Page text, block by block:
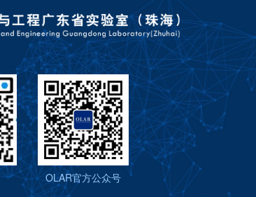
OLAR官方公众号